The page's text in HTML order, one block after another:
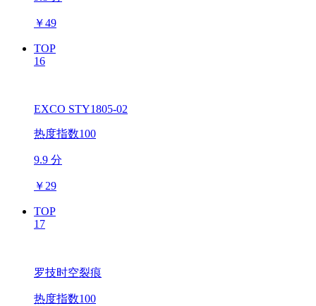
￥49
TOP
16
EXCO STY1805-02
热度指数100
9.9 分
￥ 29
TOP
17
罗技时空裂痕
热度指数100